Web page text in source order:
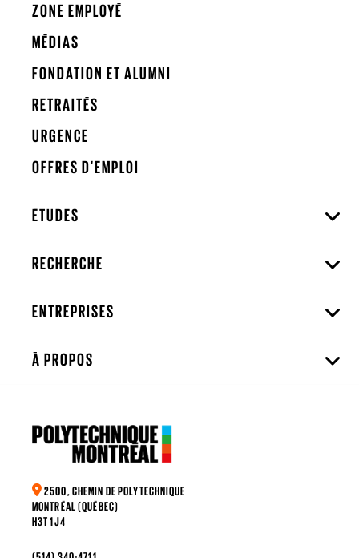
ZONE EMPLOYÉ
MÉDIAS
FONDATION ET ALUMNI
RETRAITÉS
URGENCE
OFFRES D'EMPLOI
ÉTUDES
RECHERCHE
ENTREPRISES
À PROPOS
2500, CHEMIN DE POLYTECHNIQUE
MONTRÉAL (QUÉBEC)
H3T 1J4